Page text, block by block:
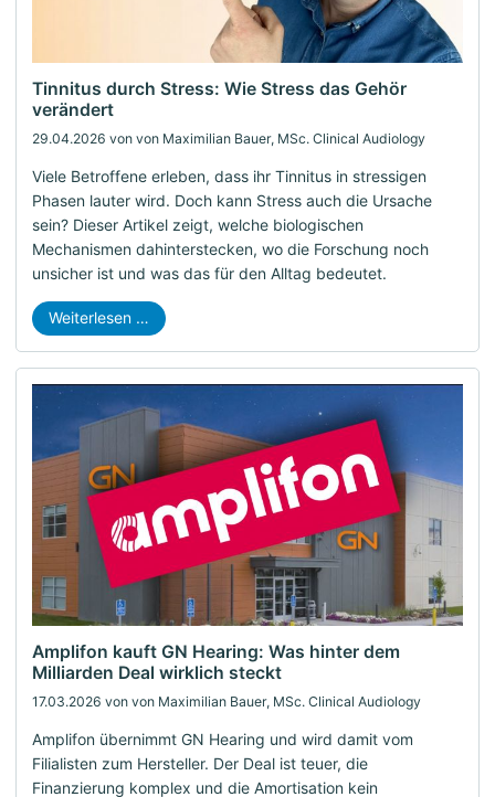
29.04.2026 von von Maximilian Bauer, MSc. Clinical Audiology
Tinnitus durch Stress: Wie Stress das Gehör
verändert
Viele Betroffene erleben, dass ihr Tinnitus in stressigen
Phasen lauter wird. Doch kann Stress auch die Ursache
sein? Dieser Artikel zeigt, welche biologischen
Mechanismen dahinterstecken, wo die Forschung noch
unsicher ist und was das für den Alltag bedeutet.
Weiterlesen …
17.03.2026 von von Maximilian Bauer, MSc. Clinical Audiology
Amplifon kauft GN Hearing: Was hinter dem
Milliarden Deal wirklich steckt
Amplifon übernimmt GN Hearing und wird damit vom
Filialisten zum Hersteller. Der Deal ist teuer, die
Finanzierung komplex und die Amortisation kein